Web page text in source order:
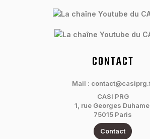
CONTACT
Mail :
CASI PRG
1, rue Georges
75015 Paris
Contact